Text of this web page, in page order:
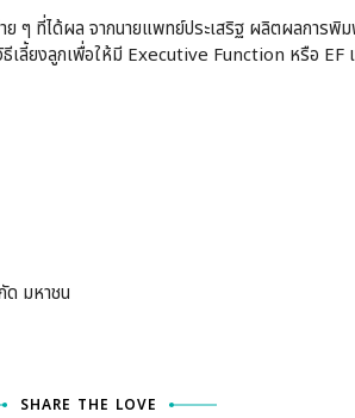
ย ๆ ที่ได้ผล จากนายแพทย์ประเสริฐ ผลิตผลการ
เลี้ยงลูกเพื่อให้มี Executive Function หรือ EF
มหาชน
SHARE THE LOVE